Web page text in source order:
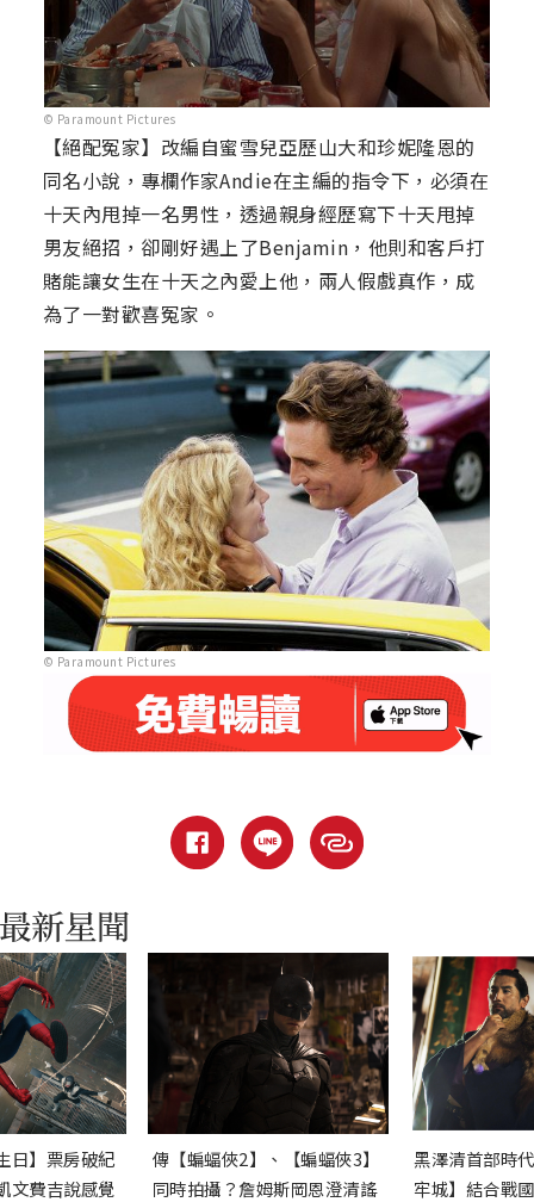
© Paramount Pictures
【絕配冤家】改編自蜜雪兒亞歷山大和珍妮隆恩的
同名小說，專欄作家Andie在主編的指令下，必須在
十天內甩掉一名男性，透過親身經歷寫下十天甩掉
男友絕招，卻剛好遇上了Benjamin，他則和客戶打
賭能讓女生在十天之內愛上他，兩人假戲真作，成
為了一對歡喜冤家。
© Paramount Pictures
日】票房破紀
文費吉說感覺
傳【蝙蝠俠2】、【蝙蝠俠3】
同時拍攝？詹姆斯岡恩澄清謠
黑澤清首部時
牢城】結合戰